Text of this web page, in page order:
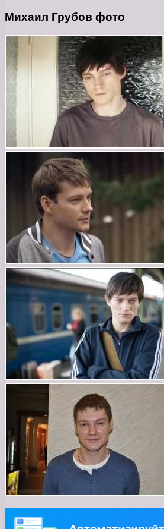
Михаил Грубов фото